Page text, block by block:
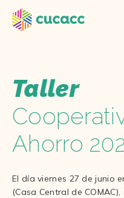
Taller
Ahorro
El día viernes 27 de junio
(Casa Central de